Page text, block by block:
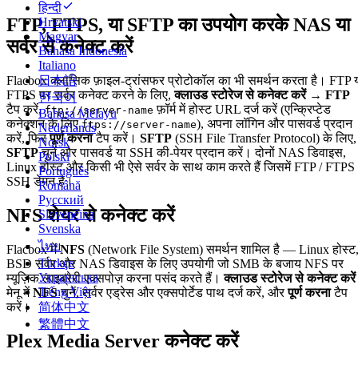
हिन्दी
Hrvatski
Magyar
Bahasa Indonesia
Italiano
日本語
한국어
Bahasa Melayu
Nederlands
Norsk
Polski
Português
Română
Русский
Slovenčina
Svenska
ไทย
Türkçe
Українська
Tiếng Việt
简体中文
繁體中文
FTP, FTPS, या SFTP का उपयोग करके NAS या
सर्वर से कनेक्ट करें
Flacbox क्लासिक फ़ाइल-ट्रांसफर प्रोटोकॉल का भी समर्थन करता है। FTP
FTPS पर सर्वर कनेक्ट करने के लिए,क्लाउड स्टोरेज से कनेक्ट करें → FTP
टैप करें,ftp://server-name फ़ॉर्म में होस्ट URL दर्ज करें (एन्क्रिप्टेड
कनेक्शन के लिएftps://server-name), अपना लॉगिन और पासवर्ड प्रदान
करें, फिरपूर्ण करनाटैप करें। SFTP (SSH File Transfer Protocol) के लिए,
SFTPचुनें और पासवर्ड या SSH की-पेयर प्रदान करें। दोनों NAS डिवाइस,
Linux होस्ट और किसी भी ऐसे सर्वर के साथ काम करते हैं जिसमें FTP / FTPS
SSH डेमन है।
NFS शेयर से कनेक्ट करें
Flacbox मेंNFS (Network File System) समर्थन शामिल है — Linux होस्ट,
BSD सर्वर और NAS डिवाइस के लिए उपयोगी जो SMB के बजाय NFS पर
म्यूज़िक लाइब्रेरी एक्सपोज़ करना पसंद करते हैं।क्लाउड स्टोरेज से कनेक्ट करें
मेनू मेंNFSचुनें, सर्वर एड्रेस और एक्सपोर्टेड पाथ दर्ज करें, औरपूर्ण करनाटैप
करें।
Plex Media Server कनेक्ट करें